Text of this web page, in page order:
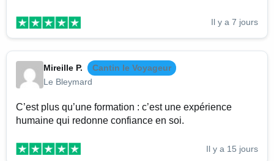
Il y a 7 jours
Mireille P.
Cantin le Voyageur
Le Bleymard
C’est plus qu’une formation : c’est une expérience
humaine qui redonne confiance en soi.
Il y a 15 jours